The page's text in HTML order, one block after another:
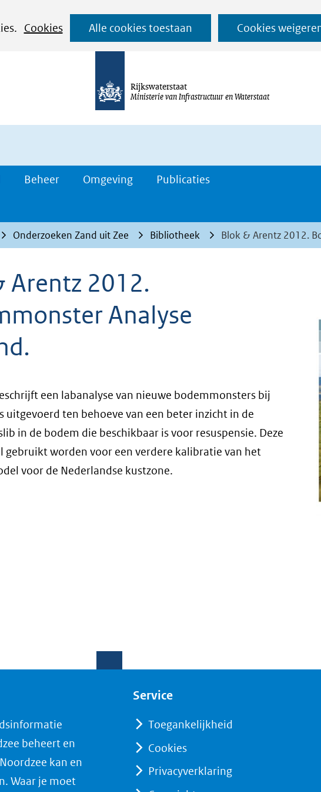
Cookies
Alle cookies toestaan Cookies
Ga
naar
de
Rijkswaterstaat
Ministerie van Infrastructuur en Waterstaat
Beheer Omgeving Publicaties
Onderzoeken Zand uit Zee Bibliotheek Blok & Arentz 2012.
Arentz 2012.
Analyse
een labanalyse van nieuwe bodemmonsters bij
uitgevoerd ten behoeve van een beter inzicht in de
in de bodem die beschikbaar is voor resuspensie. Deze
gebruikt worden voor een verdere kalibratie van het
voor de Nederlandse kustzone.
beheert en
kan en
Waar je moet
Service
Toegankelijkheid
Cookies
Privacyverklaring